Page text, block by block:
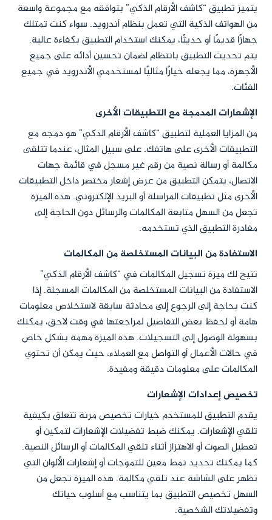
يتميز تطبيق “كاشف الأرقام الذكي” بتوافقه مع مجموعة واسعة
من الهواتف الذكية التي تعمل بنظام أندرويد. سواء كنت تمتلك
جهازًا قديمًا أو حديثًا، يمكنك استخدام التطبيق بكفاءة عالية.
يتم تحديث التطبيق بانتظام لضمان تحسين أدائه على جميع
الأجهزة، مما يجعله خيارًا مثاليًا لمستخدمي الأندرويد في جميع
الفئات.
الإشعارات المدمجة مع التطبيقات الأخرى
من المزايا العملية لتطبيق “كاشف الأرقام الذكي” هو دمجه مع
التطبيقات الأخرى على هاتفك. على سبيل المثال، عندما تتلقى
مكالمة أو رسالة نصية من رقم غير مسجل في قائمة جهات
الاتصال، يتمكن التطبيق من عرض إشعار مختصر داخل التطبيقات
الأخرى مثل تطبيقات المراسلة أو البريد الإلكتروني. هذه الميزة
تجعل من السهل متابعة المكالمات والرسائل دون الحاجة إلى
مغادرة التطبيق الذي تستخدمه.
الاستفادة من البيانات المستخلصة من المكالمات
تتيح لك ميزة تسجيل المكالمات في “كاشف الأرقام الذكي”
الاستفادة من البيانات المستخلصة من المكالمات المسجلة. إذا
كنت بحاجة إلى الرجوع إلى محادثة سابقة لاستخلاص معلومات
هامة أو لحفظ بعض التفاصيل لمراجعتها في وقت لاحق، يمكنك
بسهولة الوصول إلى التسجيلات. هذه الميزة مهمة بشكل خاص
في حالات الأعمال أو التواصل مع العملاء، حيث يمكن أن تحتوي
المكالمات على معلومات دقيقة ومفيدة.
تخصيص إعدادات الإشعارات
يقدم التطبيق للمستخدم خيارات تخصيص مرنة تتعلق بكيفية
تلقي الإشعارات. يمكنك ضبط تفضيلات الإشعارات لتمكين أو
تعطيل الصوت أو الاهتزاز أثناء تلقي المكالمات أو الرسائل النصية.
كما يمكنك تحديد نمط معين للتموجات أو إشعارات الألوان التي
تظهر على الشاشة عند تلقي مكالمة. هذه الميزة تجعل من
السهل تخصيص التطبيق بما يتناسب مع أسلوب حياتك
وتفضيلاتك الشخصية.